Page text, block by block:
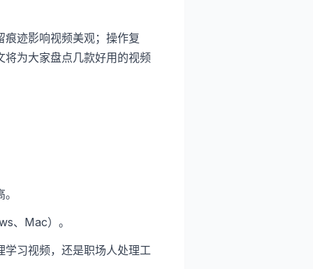
迹影响视频美观；操作复
将为大家盘点几款好用的视频
、Mac）。
学习视频，还是职场人处理工